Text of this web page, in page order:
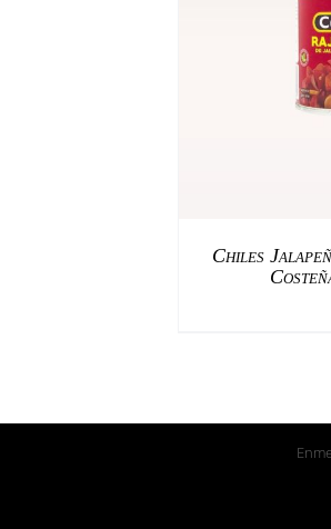
AÑADIR AL
Chiles